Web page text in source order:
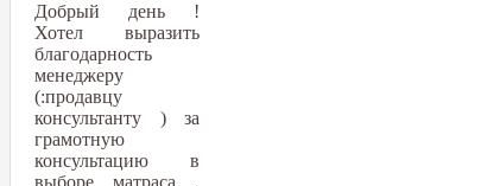
Добрый день !
Хотел выразить
благодарность
менеджеру
(:продавцу
консультанту ) за
грамотную
консультацию в